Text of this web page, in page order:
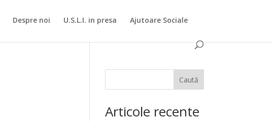
Despre noi U.S.L.I. in presa Ajutoare Sociale
Caută
Articole recente